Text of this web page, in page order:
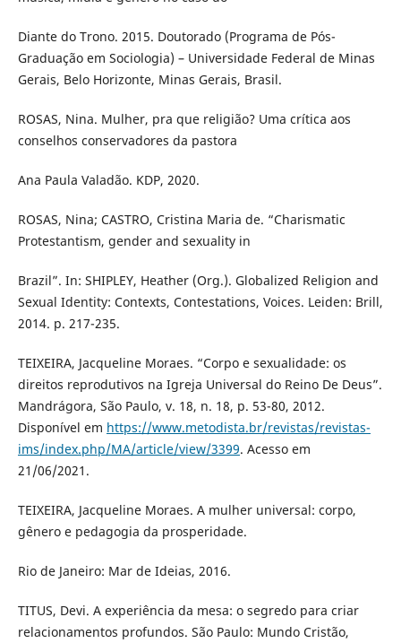
Diante do Trono. 2015. Doutorado (Programa de Pós-
Graduação em Sociologia) – Universidade Federal de Minas
Gerais, Belo Horizonte, Minas Gerais, Brasil.
ROSAS, Nina. Mulher, pra que religião? Uma crítica aos
conselhos conservadores da pastora
Ana Paula Valadão. KDP, 2020.
ROSAS, Nina; CASTRO, Cristina Maria de. “Charismatic
Protestantism, gender and sexuality in
Brazil”. In: SHIPLEY, Heather (Org.). Globalized Religion and
Sexual Identity: Contexts, Contestations, Voices. Leiden: Brill,
2014. p. 217-235.
TEIXEIRA, Jacqueline Moraes. “Corpo e sexualidade: os
direitos reprodutivos na Igreja Universal do Reino De Deus”.
Mandrágora, São Paulo, v. 18, n. 18, p. 53-80, 2012.
Disponível em https://www.metodista.br/revistas/revistas-
ims/index.php/MA/article/view/3399. Acesso em
21/06/2021.
TEIXEIRA, Jacqueline Moraes. A mulher universal: corpo,
gênero e pedagogia da prosperidade.
Rio de Janeiro: Mar de Ideias, 2016.
TITUS, Devi. A experiência da mesa: o segredo para criar
relacionamentos profundos. São Paulo: Mundo Cristão,